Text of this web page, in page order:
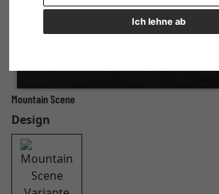
Ich lehne ab
Mountain Scene
Design